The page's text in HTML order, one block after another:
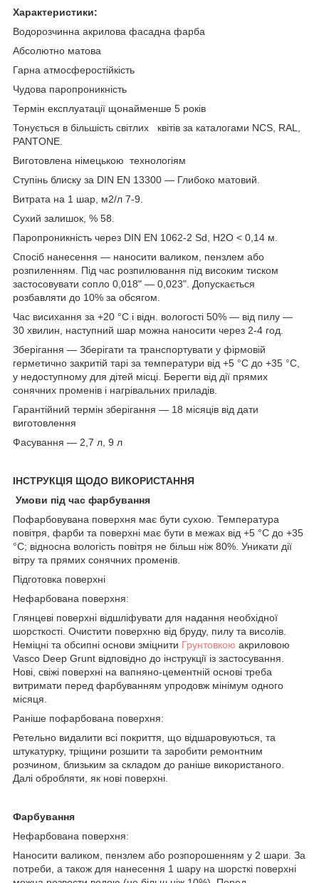
Характеристики:
Водорозчинна акрилова фасадна фарба
Абсолютно матова
Гарна атмосферостійкість
Чудова паропроникність
Термін експлуатації щонайменше 5 років
Тонується в більшість світлих квітів за каталогами NCS, RAL,
PANTONE.
Виготовлена німецькою технологіям
Ступінь блиску за DIN EN 13300 — Глибоко матовий.
Витрата на 1 шар, м2/л 7-9.
Сухий залишок, % 58.
Паропроникність через DIN EN 1062-2 Sd, H2О < 0,14 м.
Спосіб нанесення — наносити валиком, пензлем або
розпиленням. Під час розпилювання під високим тиском
застосовувати сопло 0,018" — 0,023". Допускається
розбавляти до 10% за обсягом.
Час висихання за +20 °C і відн. вологості 50% — від пилу —
30 хвилин, наступний шар можна наносити через 2-4 год.
Зберігання — Зберігати та транспортувати у фірмовій
герметично закритій тарі за температури від +5 °C до +35 °C,
у недоступному для дітей місці. Берегти від дії прямих
сонячних променів і нагрівальних приладів.
Гарантійний термін зберігання — 18 місяців від дати
виготовлення
Фасування — 2,7 л, 9 л
ІНСТРУКЦІЯ ЩОДО ВИКОРИСТАННЯ
Умови під час фарбування
Пофарбовувана поверхня має бути сухою. Температура
повітря, фарби та поверхні має бути в межах від +5 °C до +35
°C; відносна вологість повітря не більш ніж 80%. Уникати дії
вітру та прямих сонячних променів.
Підготовка поверхні
Нефарбована поверхня:
Глянцеві поверхні відшліфувати для надання необхідної
шорсткості. Очистити поверхню від бруду, пилу та висолів.
Неміцні та обсипні основи зміцнити Грунтовкою акриловою
Vasco Deep Grunt відповідно до інструкції із застосування.
Нові, свіжі поверхні на вапняно-цементній основі треба
витримати перед фарбуванням упродовж мінімум одного
місяця.
Раніше пофарбована поверхня:
Ретельно видалити всі покриття, що відшаровуються, та
штукатурку, тріщини розшити та заробити ремонтним
розчином, близьким за складом до раніше використаного.
Далі обробляти, як нові поверхні.
Фарбування
Нефарбована поверхня:
Наносити валиком, пензлем або розпорошенням у 2 шари. За
потреби, а також для нанесення 1 шару на шорсткі поверхні